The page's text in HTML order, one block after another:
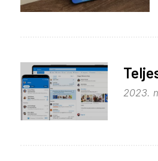
2023.